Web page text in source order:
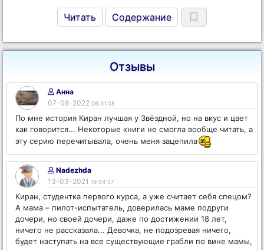
Читать Содержание
Отзывы
Анна
07-08-2022 06:31:08
По мне история Киран лучшая у Звёздной, но на вкус и цвет
как говорится... Некоторые книги не смогла вообще читать, а
эту серию перечитывала, очень меня зацепила
Nadezhda
13-03-2021 19:54:57
Киран, студентка первого курса, а уже считает себя спецом?
А мама – пилот-испытатель, доверилась маме подруги
дочери, но своей дочери, даже по достижении 18 лет,
ничего не рассказала... Девочка, не подозревая ничего,
будет наступать на все существующие грабли по вине мамы,